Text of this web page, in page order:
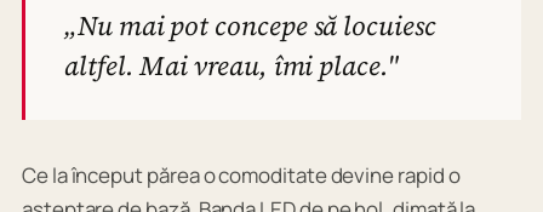
„Nu mai pot concepe să locuiesc
altfel. Mai vreau, îmi place."
Ce la început părea o comoditate devine rapid o